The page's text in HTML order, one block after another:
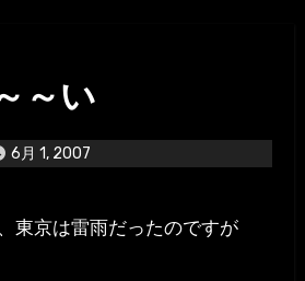
～い
6月 1, 2007
、東京は雷雨だったのですが